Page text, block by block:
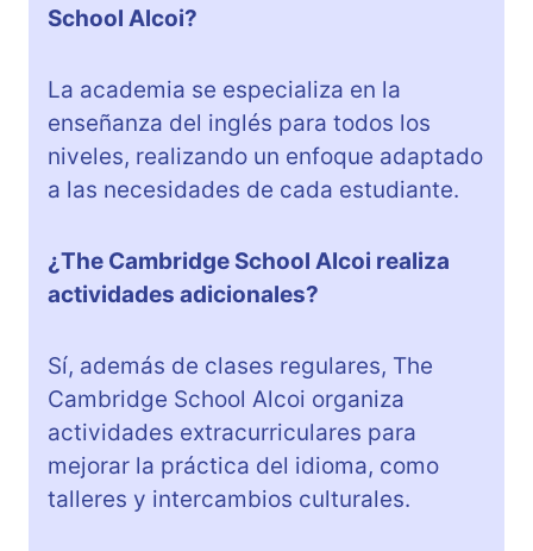
School Alcoi?
La academia se especializa en la
enseñanza del inglés para todos los
niveles, realizando un enfoque adaptado
a las necesidades de cada estudiante.
¿The Cambridge School Alcoi realiza
actividades adicionales?
Sí, además de clases regulares, The
Cambridge School Alcoi organiza
actividades extracurriculares para
mejorar la práctica del idioma, como
talleres y intercambios culturales.